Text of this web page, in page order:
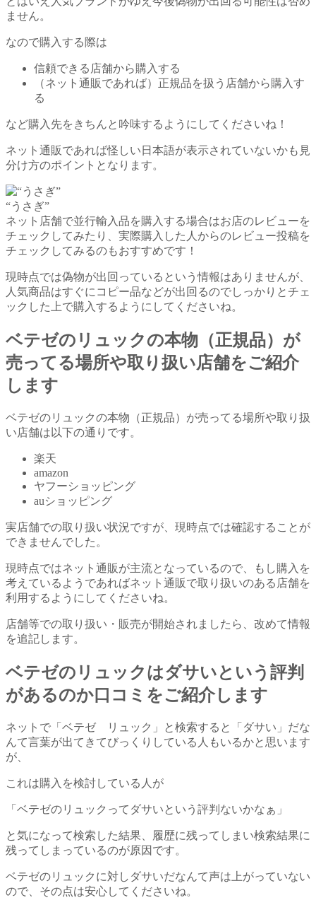
ません。
なので購入する際は
信頼できる店舗から購入する
（ネット通販であれば）正規品を扱う店舗から購入す
る
など購入先をきちんと吟味するようにしてくださいね！
ネット通販であれば怪しい日本語が表示されていないかも見
分け方のポイントとなります。
“うさぎ”
ネット店舗で並行輸入品を購入する場合はお店のレビューを
チェックしてみたり、実際購入した人からのレビュー投稿を
チェックしてみるのもおすすめです！
現時点では偽物が出回っているという情報はありませんが、
人気商品はすぐにコピー品などが出回るのでしっかりとチェ
ックした上で購入するようにしてくださいね。
ベテゼのリュックの本物（正規品）が
売ってる場所や取り扱い店舗をご紹介
します
ベテゼのリュックの本物（正規品）が売ってる場所や取り扱
い店舗は以下の通りです。
楽天
amazon
ヤフーショッピング
auショッピング
実店舗での取り扱い状況ですが、現時点では確認することが
できませんでした。
現時点ではネット通販が主流となっているので、もし購入を
考えているようであればネット通販で取り扱いのある店舗を
利用するようにしてくださいね。
店舗等での取り扱い・販売が開始されましたら、改めて情報
を追記します。
ベテゼのリュックはダサいという評判
があるのか口コミをご紹介します
ネットで「ベテゼ リュック」と検索すると「ダサい」だな
んて言葉が出てきてびっくりしている人もいるかと思います
が、
これは購入を検討している人が
「ベテゼのリュックってダサいという評判ないかなぁ」
と気になって検索した結果、履歴に残ってしまい検索結果に
残ってしまっているのが原因です。
ベテゼのリュックに対しダサいだなんて声は上がっていない
ので、その点は安心してくださいね。